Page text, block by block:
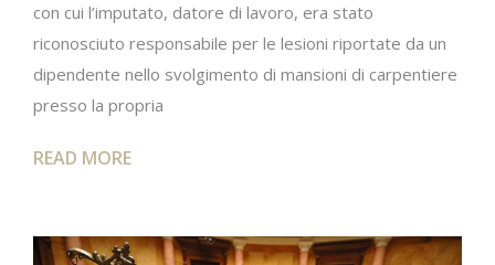
con cui l’imputato, datore di lavoro, era stato
riconosciuto responsabile per le lesioni riportate da un
dipendente nello svolgimento di mansioni di carpentiere
presso la propria
READ MORE